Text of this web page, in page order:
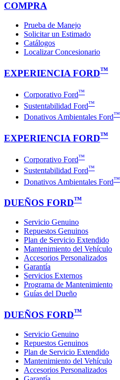
COMPRA
Prueba de Manejo
Solicitar un Estimado
Catálogos
Localizar Concesionario
EXPERIENCIA FORD™
Corporativo Ford™
Sustentabilidad Ford™
Donativos Ambientales Ford™
EXPERIENCIA FORD™
Corporativo Ford™
Sustentabilidad Ford™
Donativos Ambientales Ford™
DUEÑOS FORD™
Servicio Genuino
Repuestos Genuinos
Plan de Servicio Extendido
Mantenimiento del Vehículo
Accesorios Personalizados
Garantía
Servicios Externos
Programa de Mantenimiento
Guías del Dueño
DUEÑOS FORD™
Servicio Genuino
Repuestos Genuinos
Plan de Servicio Extendido
Mantenimiento del Vehículo
Accesorios Personalizados